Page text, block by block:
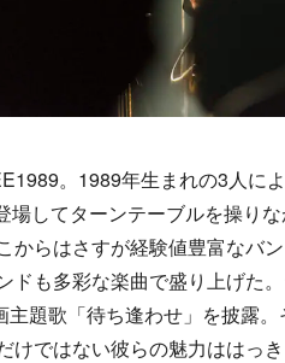
。1989年生まれの3人に
してターンテーブルを操り
からはさすが経験値豊富なバ
ドも多彩な楽曲で盛り上げた
題歌「待ち逢わせ」を披露。
けではない彼らの魅力ははっ